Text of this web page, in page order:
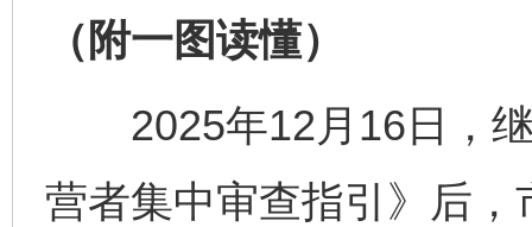
（附一图读懂）
2025年12月16日，继
营者集中审查指引》后